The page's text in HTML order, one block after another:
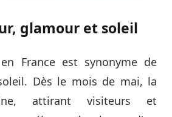
glamour et soleil
en France est synonyme de
Dès le mois de mai, la
attirant visiteurs et